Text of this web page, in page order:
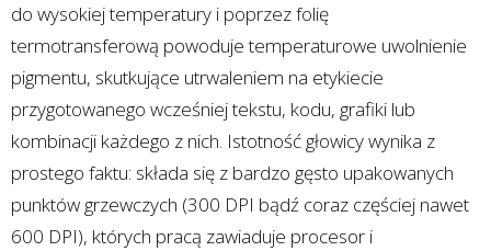
do wysokiej temperatury i poprzez folię
termotransferową powoduje temperaturowe uwolnienie
pigmentu, skutkujące utrwaleniem na etykiecie
przygotowanego wcześniej tekstu, kodu, grafiki lub
kombinacji każdego z nich. Istotność głowicy wynika z
prostego faktu: składa się z bardzo gęsto upakowanych
punktów grzewczych (300 DPI bądź coraz częściej nawet
600 DPI), których pracą zawiaduje procesor i